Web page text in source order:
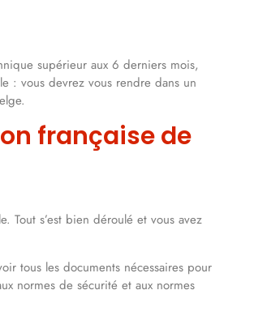
supérieur aux 6 derniers mois,
: vous devrez vous rendre dans un
française de
Tout s’est bien déroulé et vous avez
tous les documents nécessaires pour
normes de sécurité et aux normes